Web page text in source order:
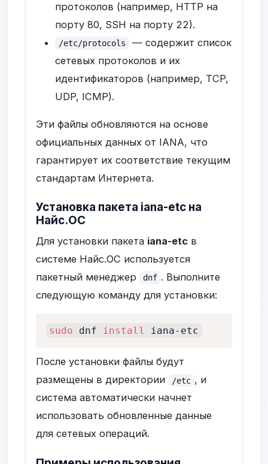
протоколов (например, HTTP на
порту 80, SSH на порту 22).
/etc/protocols
— содержит список
сетевых протоколов и их
идентификаторов (например, TCP,
UDP, ICMP).
Эти файлы обновляются на основе
официальных данных от IANA, что
гарантирует их соответствие текущим
стандартам Интернета.
Установка пакета iana-etc на
Найс.ОС
Для установки пакета iana-etc в
системе Найс.ОС используется
пакетный менеджер
dnf . Выполните
следующую команду для установки:
sudo dnf install iana-etc
После установки файлы будут
размещены в директории
/etc , и
система автоматически начнет
использовать обновленные данные
для сетевых операций.